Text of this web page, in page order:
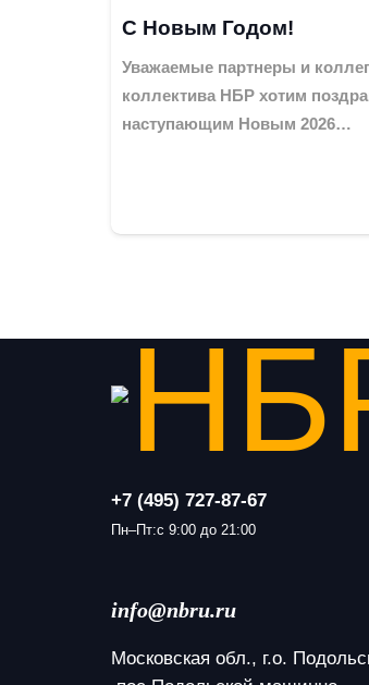
С Новым Годом!
Уважаемые партнеры и
коллектива НБР хотим
наступающим Новым 2026…
+7 (495) 727-87-67
Пн–Пт:с 9:00 до 21:00
info@nbru.ru
Московская обл., г.о.